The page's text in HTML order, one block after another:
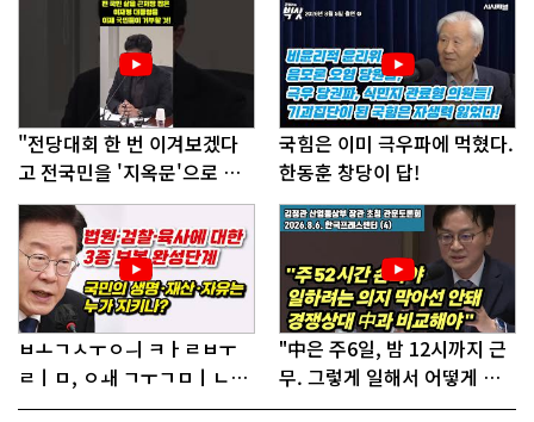
"전당대회 한 번 이겨보겠다
고 전국민을 '지옥문'으로 밀
어!"
국힘은 이미 극우파에 먹혔다.
한동훈 창당이 답!
ㅂㅗㄱㅅㅜㅇㅢ ㅋㅏㄹㅂㅜ
ㄹㅣㅁ, ㅇㅙ ㄱㅜㄱㅁㅣㄴㄷ
ㅡㄹㅇㅣ ㄷㅏㅇㅎㅐㅇㅑ ㅎ
"中은 주6일, 밤 12시까지 근
무. 그렇게 일해서 어떻게 경
쟁하냐 반문하더라"